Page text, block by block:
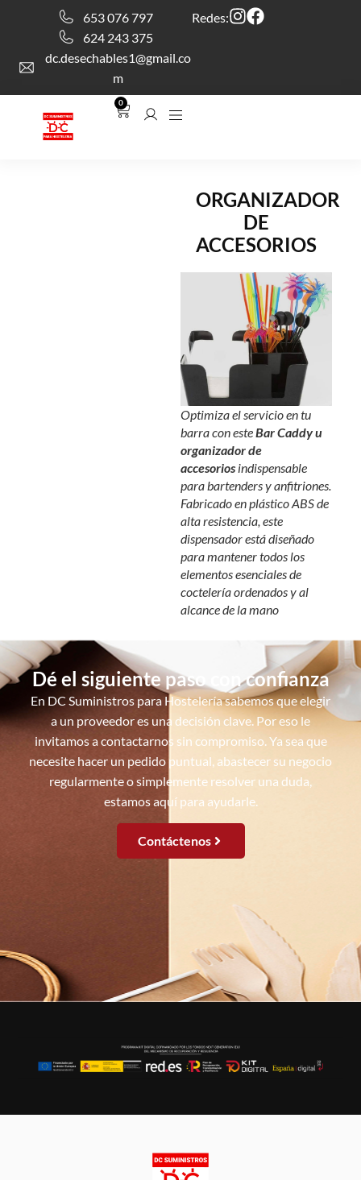
653 076 797
624 243 375
dc.desechables1@gmail.co
m
Redes:
0
ORGANIZADOR
DE
ACCESORIOS
Optimiza el servicio en tu
barra con esteBar Caddy u
organizador de
accesorios indispensable
para bartenders y anfitriones.
Fabricado en plástico ABS de
alta resistencia, este
dispensador está diseñado
para mantener todos los
elementos esenciales de
coctelería ordenados y al
alcance de la mano
Dé el siguiente paso con confianza
En DC Suministros para Hostelería sabemos que elegir
a un proveedor es una decisión clave. Por eso le
invitamos a contactarnos sin compromiso. Ya sea que
necesite hacer un pedido puntual, abastecer su negocio
regularmente o simplemente resolver una duda,
estamos aquí para ayudarle.
Contáctenos